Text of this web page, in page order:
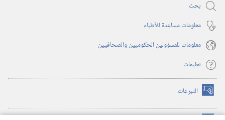
بحث
معلومات مساعِدة للأطباء
معلومات للمسؤولين الحكوميين والصحافيين
تعليمات
التبرعات (يفتح
نافذة